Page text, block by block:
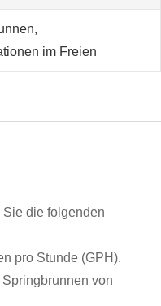
im Freien
die folgenden
pro Stunde (GPH).
von